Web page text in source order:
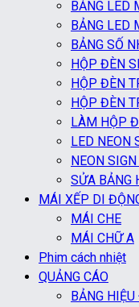
BẢNG LED
BẢNG LED
BẢNG SỐ
HỘP ĐÈN
HỘP ĐÈN
HỘP ĐÈN
LÀM HỘP
LED NEON
NEON
SỬA BẢNG
MÁI XẾP DI
MÁI CHE
MÁI CHỮ A
Phim cách nhiệt
QUẢNG CÁO
BẢNG